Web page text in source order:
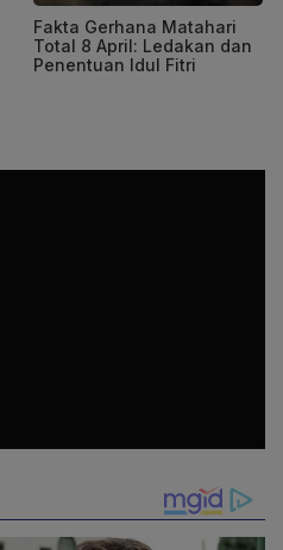
Fakta Gerhana Matahari
Total 8 April: Ledakan dan
Penentuan Idul Fitri